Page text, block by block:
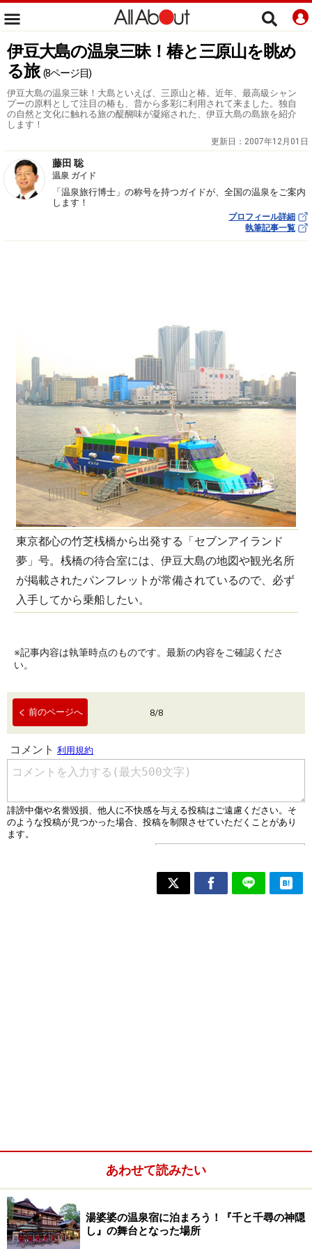
伊豆大島の温泉三昧！椿と三原山を眺め
る旅 (8ページ目)
伊豆大島の温泉三昧！大島といえば、三原山と椿。近年、最高級シャン
プーの原料として注目の椿も、昔から多彩に利用されて来ました。独自
の自然と文化に触れる旅の醍醐味が凝縮された、伊豆大島の島旅を紹介
します！
更新日： 2007年12月01日
藤田 聡
温泉 ガイド
「温泉旅行博士」の称号を持つガイドが、全国の温泉をご案内
します！
プロフィール詳細
執筆記事一覧
東京都心の竹芝桟橋から出発する「セブンアイランド
夢」号。桟橋の待合室には、伊豆大島の地図や観光名所
が掲載されたパンフレットが常備されているので、必ず
入手してから乗船したい。
※記事内容は執筆時点のものです。最新の内容をご確認くださ
い。
前のページへ 8/8
あわせて読みたい
湯婆婆の温泉宿に泊まろう！『千と千尋の神隠
し』の舞台となった場所